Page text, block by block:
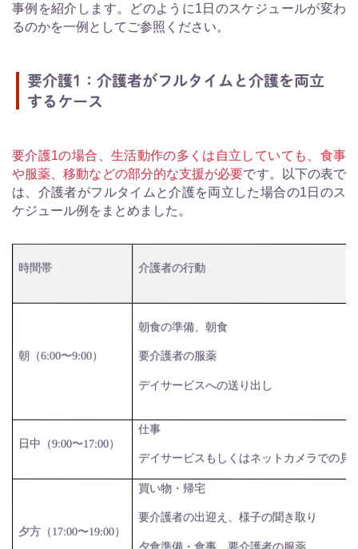
事例を紹介します。どのように1日のスケジュールが変わ
るのかを一例としてご参照ください。
要介護1：介護者がフルタイムと介護を両立
するケース
要介護1の場合、生活動作の多くは自立していても、食事
や服薬、移動などの部分的な支援が必要です。以下の表で
は、介護者がフルタイムと介護を両立した場合の1日のス
ケジュール例をまとめました。
時間帯 介護者の行動
朝（6:00〜9:00）
朝食の準備、朝食
要介護者の服薬
デイサービスへの送り出し
日中（9:00〜17:00）
仕事
デイサービスもしくはネットカメラでの見
夕方（17:00〜19:00）
買い物・帰宅
要介護者の出迎え、様子の聞き取り
夕食準備・食事、要介護者の服薬